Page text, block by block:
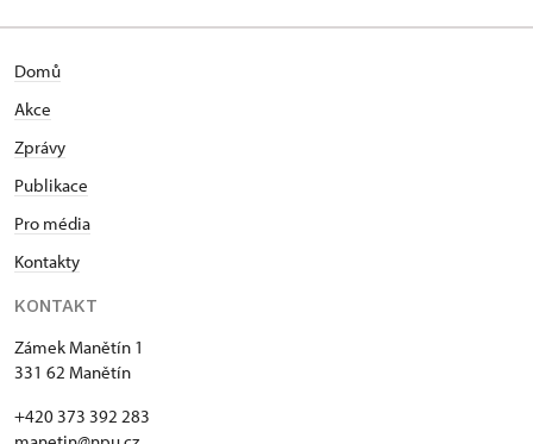
Domů
Akce
Zprávy
Publikace
Pro média
Kontakty
KONTAKT
Zámek Manětín 1
331 62 Manětín
+420 373 392 283